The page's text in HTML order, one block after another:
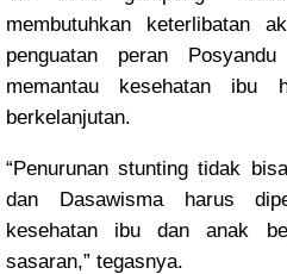
membutuhkan keterlibatan
penguatan peran
memantau kesehatan ibu
berkelanjutan.
“Penurunan stunting tidak
dan Dasawisma harus
kesehatan ibu dan anak
sasaran,” tegasnya.